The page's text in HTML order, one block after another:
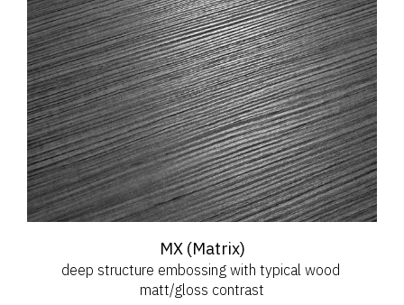
MX (Matrix)
deep structure embossing with typical wood
matt/gloss contrast